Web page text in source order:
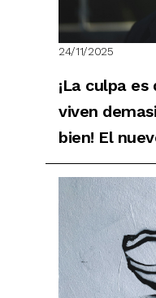
24/11/2025
¡La culpa
viven
bien! El